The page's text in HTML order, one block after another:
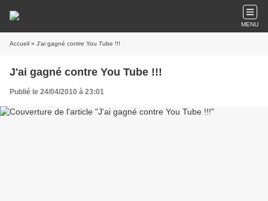
MENU
Accueil » J'ai gagné contre You Tube !!!
J'ai gagné contre You Tube !!!
Publié le 24/04/2010 à 23:01